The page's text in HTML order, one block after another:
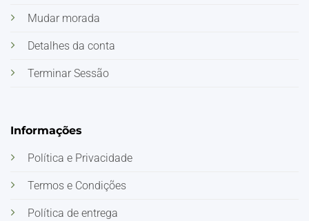
Mudar morada
Detalhes da conta
Terminar Sessão
Informações
Política e Privacidade
Termos e Condições
Política de entrega